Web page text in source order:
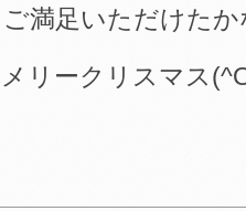
満足いただけたか
リークリスマス